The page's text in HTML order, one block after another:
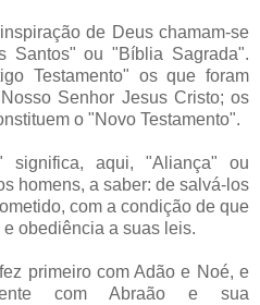
de Deus chamam-se
Santos" ou "Bíblia Sagrada".
Testamento" os que foram
Senhor Jesus Cristo; os
o "Novo Testamento".
significa, aqui, "Aliança" ou
homens, a saber: de salvá-los
com a condição de que
obediência a suas leis.
primeiro com Adão e Noé, e
com Abraão e sua